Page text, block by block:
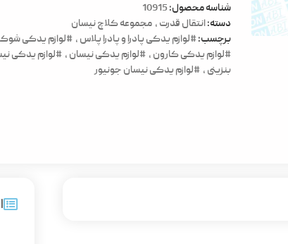
شناسه محصول:10915
دسته:انتقال قدرت , مجموعه کلاچ نیسان
برچسب:#لوازم یدکی پادرا و پادرا پلاس , #لوازم یدکی
#لوازم یدکی کارون , #لوازم یدکی نیسان , #لوازم یدکی
بنزینی , #لوازم یدکی نیسان جونیور